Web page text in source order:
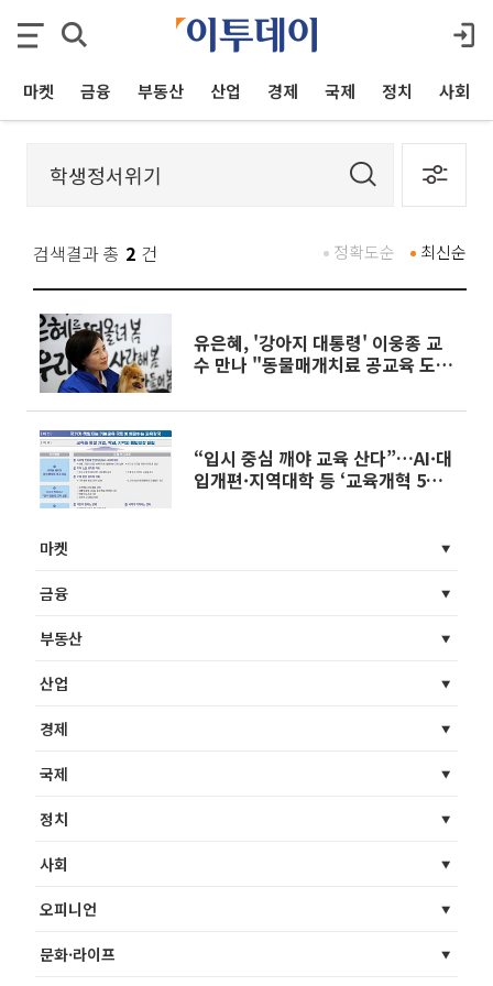
마켓 금융 부동산 산업 경제 국제 정치 사회
검색결과 총 2 건 최신순
정확도순
유은혜, '강아지 대통령' 이웅종 교
수 만나 "동물매개치료 공교육 도입
“입시 중심 깨야 교육 산다”…AI·대
입개편·지역대학 등 ‘교육개혁 5대
마켓
금융
부동산
산업
경제
국제
정치
사회
오피니언
문화·라이프